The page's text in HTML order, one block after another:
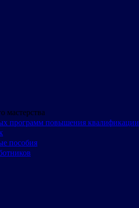
мастерства
программ повышения квалификации
пособия